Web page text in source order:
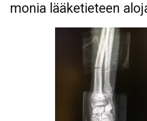
monia lääketieteen